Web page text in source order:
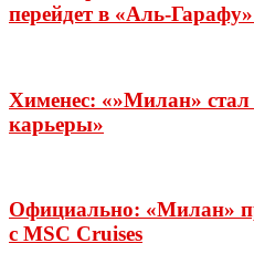
перейдет в «Аль-
Хименес: «»Милан»
карьеры»
Официально: «Милан»
с MSC Cruises